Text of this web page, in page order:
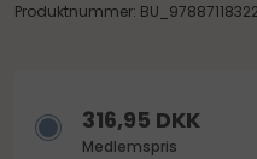
Produktnummer:
316,95 DKK
Medlemspris